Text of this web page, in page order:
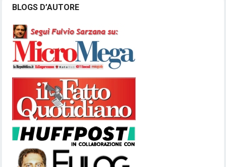
BLOGS D’AUTORE